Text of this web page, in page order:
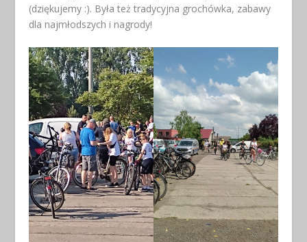
(dziękujemy :). Była też tradycyjna grochówka, zabawy
dla najmłodszych i nagrody!